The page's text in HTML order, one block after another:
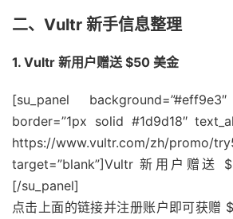
二、Vultr 新手信息整理
1. Vultr 新用户赠送 $50 美金
[su_panel
border=”1px solid #1d9d18″
https://www.vultr.com/zh/promo/
target=”blank”]Vultr 新用户赠送
[/su_panel]
点击上面的链接并注册账户即可获赠